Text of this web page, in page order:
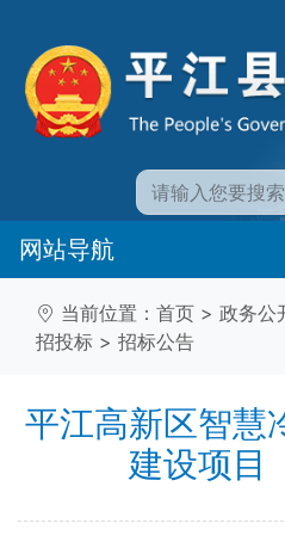
网站导航
当前位置： 首页 > 政务公
招投标 > 招标公告
平江高新区智慧
建设项目